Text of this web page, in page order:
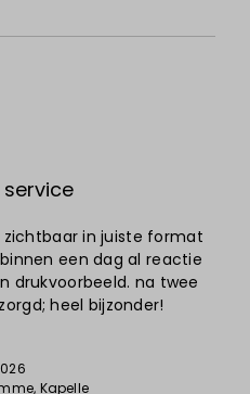
service
in juiste format
een dag al reactie
drukvoorbeeld. na twee
heel bijzonder!
, Kapelle